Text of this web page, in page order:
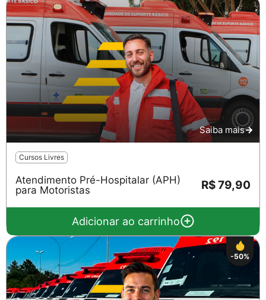
Saiba mais
Cursos Livres
Atendimento Pré-Hospitalar (APH)
para Motoristas
R$ 79,90
Adicionar ao carrinho
-50%